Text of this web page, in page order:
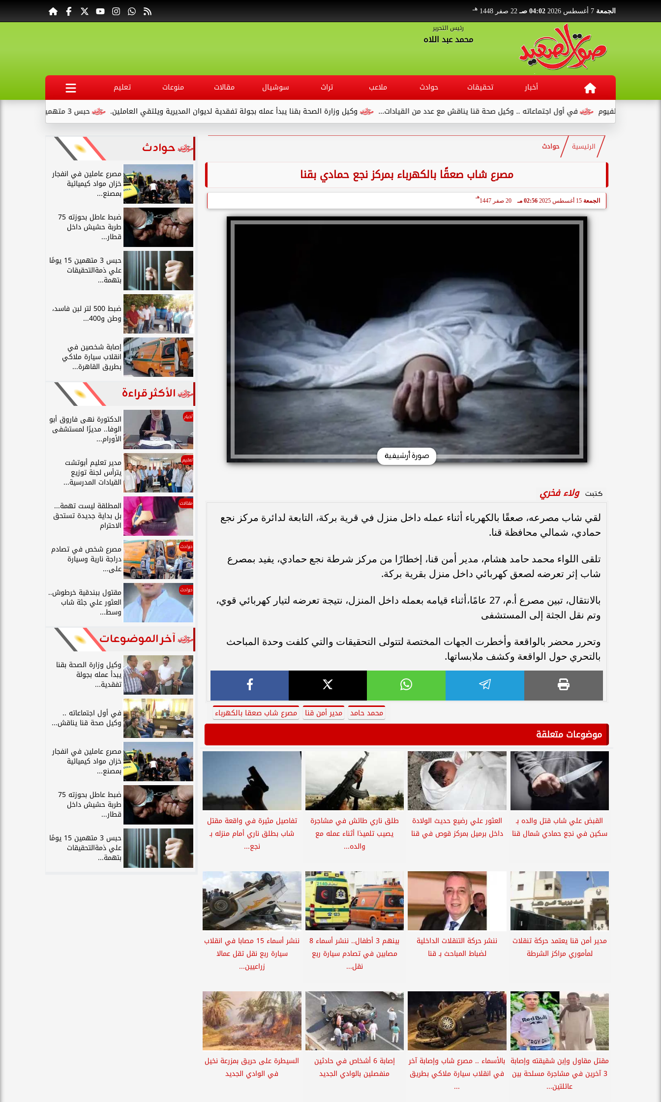
الجمعة 04:02 صـ 22 صفر 1448 هـ
رئيس التحرير
محمد عبد اللاه
أخبار تحقيقات حوادث ملاعب تراث سوشيال مقالات منوعات
تعليم
حبس 3 متهمين 15 يومًا علي ذمةالتحقيقات بتهمة التنقيب عن الآثار داخل...
وكيل وزارة الصحة بقنا يبدأ عمله بجولة تفقدية لديوان المديرية ويلتقي العاملين. في أول اجتماعاته .. وكيل صحة قنا يناقش مع عدد من القيادات...
الرئيسية حوادث
مصرع شاب صعقًا بالكهرباء بمركز نجع حمادي بقنا
الجمعة 15 أغسطس 2025 02:56 مـ 20 صفر 1447
هـ
صورة أرشيفية
كتبت ولاء فخري
لقي شاب مصرعه، صعقًا بالكهرباء أثناء عمله داخل منزل في قرية بركة، التابعة لدائرة مركز نجع
حمادي، شمالي محافظة قنا.
تلقى اللواء محمد حامد هشام، مدير أمن قنا، إخطارًا من مركز شرطة نجع حمادي، يفيد بمصرع
شاب إثر تعرضه لصعق كهربائي داخل منزل بقرية بركة.
بالانتقال، تبين مصرع أ.م، 27 عامًا،أثناء قيامه بعمله داخل المنزل، نتيجة تعرضه لتيار كهربائي قوي،
وتم نقل الجثة إلى المستشفى
وتحرر محضر بالواقعة وأخطرت الجهات المختصة لتتولى التحقيقات والتي كلفت وحدة المباحث
بالتحري حول الواقعة وكشف ملابساتها.
محمد حامد مدير أمن قنا مصرع شاب صعقا بالكهرباء
موضوعات متعلقة
القبض علي شاب قتل والده بـ
سكين في نجع حمادي شمال قنا
العثور علي رضيع حديث الولادة
داخل برميل بمركز قوص في قنا
طلق ناري طائش في مشاجرة
يصيب تلميذا أثناء عمله مع
والده...
تفاصيل مثيرة في واقعة مقتل
شاب بطلق ناري أمام منزله بـ
نجع...
مدير أمن قنا يعتمد حركة تنقلات
لمأموري مراكز الشرطة
ننشر حركة التنقلات الداخلية
لضباط المباحث بـ قنا
بينهم 3 أطفال.. ننشر أسماء 8
مصابين في تصادم سيارة ربع
نقل...
ننشر أسماء 15 مصابا في انقلاب
سيارة ربع نقل تقل عمالا
زراعيين...
مقتل مقاول وإبن شقيقته وإصابة
3 آخرين في مشاجرة مسلحة بين
عائلتين...
بالأسماء .. مصرع شاب وإصابة آخر
في انقلاب سيارة ملاكي بطريق
...
إصابة 6 أشخاص في حادثين
منفصلين بالوادي الجديد
السيطرة على حريق بمزرعة نخيل
في الوادي الجديد
حوادث
مصرع عاملين في انفجار
خزان مواد كيميائية
بمصنع...
ضبط عاطل بحوزته 75
طربة حشيش داخل
قطار...
حبس 3 متهمين 15 يومًا
علي ذمةالتحقيقات
بتهمة...
ضبط 500 لتر لبن فاسد،
وطن و400...
إصابة شخصين في
انقلاب سيارة ملاكي
بطريق القاهرة...
الأكثر قراءة
أخبار الدكتورة نهى فاروق أبو
الوفا.. مديرًا لمستشفى
الأورام...
تعليم مدير تعليم أبوتشت
يترأس لجنة توزيع
القيادات المدرسية...
مقالات المطلقة ليست تهمة...
بل بداية جديدة تستحق
الاحترام
حوادث مصرع شخص في تصادم
دراجة نارية وسيارة
على...
حوادث مقتول ببندقية خرطوش..
العثور علي جثة شاب
وسط...
آخر الموضوعات
وكيل وزارة الصحة بقنا
يبدأ عمله بجولة
تفقدية...
في أول اجتماعاته ..
وكيل صحة قنا يناقش...
مصرع عاملين في انفجار
خزان مواد كيميائية
بمصنع...
ضبط عاطل بحوزته 75
طربة حشيش داخل
قطار...
حبس 3 متهمين 15 يومًا
علي ذمةالتحقيقات
بتهمة...